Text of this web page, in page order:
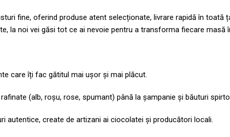
fine, oferind produse atent selecționate, livrare rapidă în
la noi vei găsi tot ce ai nevoie pentru a transforma fiecare masă
care îți fac gătitul mai ușor și mai plăcut.
(alb, roșu, rose, spumant) până la șampanie și băuturi
autentice, create de artizani ai ciocolatei și producători locali.